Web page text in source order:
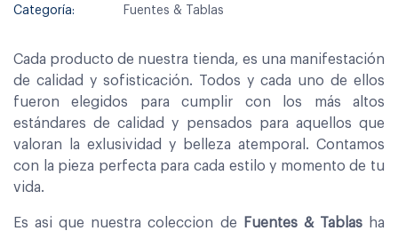
Categoría: Fuentes & Tablas
Cada producto de nuestra tienda, es una manifestación
de calidad y sofisticación. Todos y cada uno de ellos
fueron elegidos para cumplir con los más altos
estándares de calidad y pensados para aquellos que
valoran la exlusividad y belleza atemporal. Contamos
con la pieza perfecta para cada estilo y momento de tu
vida.
Es asi que nuestra coleccion de Fuentes & Tablasha